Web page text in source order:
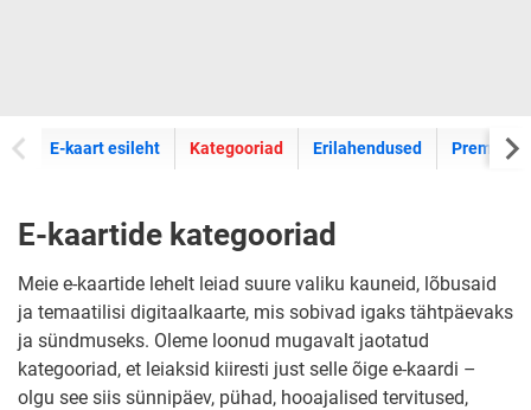
E-kaart esileht E-kaartide
Kategooriad Erilahendused Premium
E-kaartide kategooriad
Meie e-kaartide lehelt leiad suure valiku kauneid, lõbusaid
ja temaatilisi digitaalkaarte, mis sobivad igaks tähtpäevaks
ja sündmuseks. Oleme loonud mugavalt jaotatud
kategooriad, et leiaksid kiiresti just selle õige e-kaardi –
olgu see siis sünnipäev, pühad, hooajalised tervitused,